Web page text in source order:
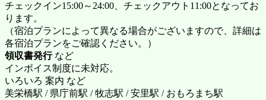
チェックイン15:00～24:00、チェックアウト11:00となってお
ります。
（宿泊プランによって異なる場合がございますので、詳細は
各宿泊プランをご確認ください。）
領収書発行など
インボイス制度に未対応。
いろいろ 案内 など
美栄橋駅 / 県庁前駅 / 牧志駅 / 安里駅 / おもろまち駅